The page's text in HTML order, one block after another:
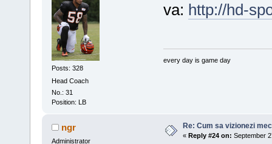
Posts: 328
Head Coach
No.: 31
Position: LB
va: http://hd-
every day is game day
ngr
Administrator
Re: Cum sa vizionezi
« Reply #24 on: September